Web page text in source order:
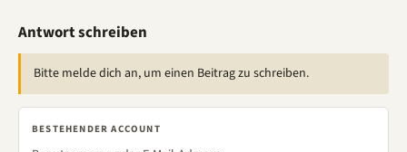
Antwort schreiben
Bitte melde dich an, um einen Beitrag zu schreiben.
BESTEHENDER ACCOUNT